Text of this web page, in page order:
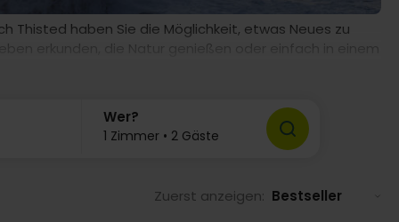
Thisted haben Sie die Möglichkeit, etwas Neues zu
erkunden, die Natur genießen oder einfach in einem
für Sie. Thisted wartet mit seinen einzigartigen
Wer?
1 Zimmer • 2 Gäste
Zuerst anzeigen: Bestseller